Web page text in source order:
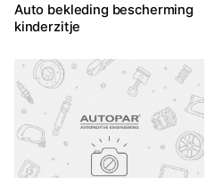
Auto bekleding bescherming
kinderzitje